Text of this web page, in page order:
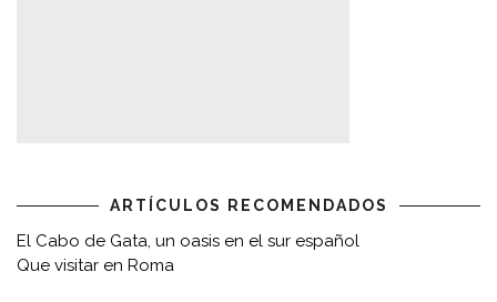
ARTÍCULOS RECOMENDADOS
El Cabo de Gata, un oasis en el sur español
Que visitar en Roma